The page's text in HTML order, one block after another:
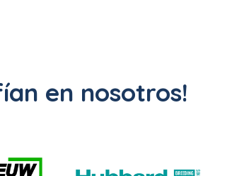
en nosotros!